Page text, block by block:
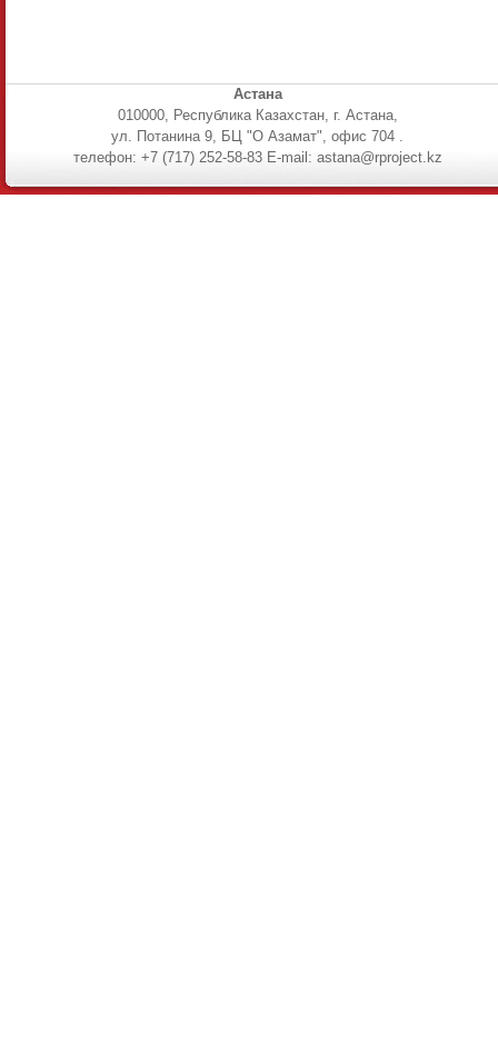
Астана
010000, Республика Казахстан, г. Астана,
ул. Потанина 9, БЦ "О Азамат", офис 704 .
телефон: +7 (717) 252-58-83 E-mail: astana@rproject.kz